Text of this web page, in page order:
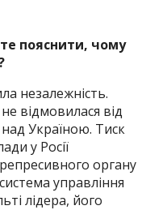
пояснити, чому
незалежність.
відмовилася від
Україною. Тиск
у Росії
органу
управління
лідера, його